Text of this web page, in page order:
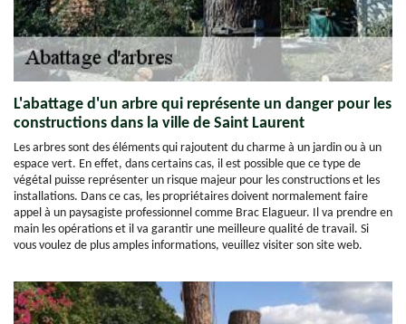
L'abattage d'un arbre qui représente un danger pour les
constructions dans la ville de Saint Laurent
Les arbres sont des éléments qui rajoutent du charme à un jardin ou à un
espace vert. En effet, dans certains cas, il est possible que ce type de
végétal puisse représenter un risque majeur pour les constructions et les
installations. Dans ce cas, les propriétaires doivent normalement faire
appel à un paysagiste professionnel comme Brac Elagueur. Il va prendre en
main les opérations et il va garantir une meilleure qualité de travail. Si
vous voulez de plus amples informations, veuillez visiter son site web.